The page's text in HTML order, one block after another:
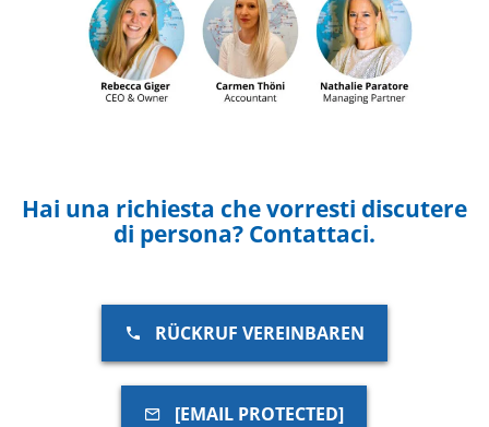
Hai una richiesta che vorresti discutere
di persona? Contattaci.
RÜCKRUF VEREINBAREN
[EMAIL PROTECTED]